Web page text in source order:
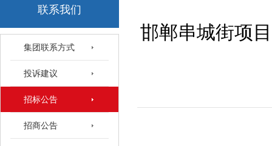
联系我们
集团联系方式
投诉建议
招标公告
招商公告
邯郸串城街项